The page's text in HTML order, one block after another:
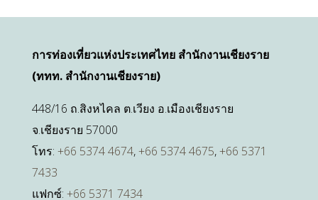
การท่องเที่ยวแห่งประเทศไทย สำนักงานเชียงราย
(ททท. สำนักงานเชียงราย)
448/16 ถ.สิงหไคล ต.เวียง อ.เมืองเชียงราย
จ.เชียงราย 57000
โทร: +66 5374 4674,+66 5374 4675,+66 5371
7433
แฟกซ์: +66 5371 7434